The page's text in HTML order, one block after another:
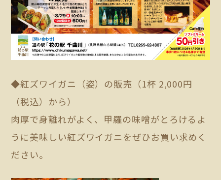
◆紅ズワイガニ（姿）の販売（1杯 2,000円
（税込）から）
肉厚で身離れがよく、甲羅の味噌がとろけるよ
うに美味しい紅ズワイガニをぜひお買い求めく
ださい。